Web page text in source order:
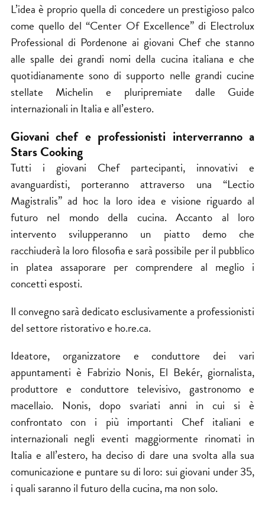
L’idea è proprio quella di concedere un prestigioso palco
come quello del “Center Of Excellence” di Electrolux
Professional di Pordenone ai giovani Chef che stanno
alle spalle dei grandi nomi della cucina italiana e che
quotidianamente sono di supporto nelle grandi cucine
stellate Michelin e pluripremiate dalle Guide
internazionali in Italia e all’estero.
Giovani chef e professionisti interverrannoa
Stars Cooking
Tutti i giovani Chef partecipanti, innovativi e
avanguardisti, porteranno attraverso una “Lectio
Magistralis” ad hoc la loro idea e visione riguardo al
futuro nel mondo della cucina. Accanto al loro
intervento svilupperanno un piatto demo che
racchiuderà la loro filosofia e sarà possibile per il pubblico
in platea assaporare per comprendere al meglio i
concetti esposti.
Il convegno sarà dedicato esclusivamente a professionisti
del settore ristorativo e ho.re.ca.
Ideatore, organizzatore e conduttore dei vari
appuntamenti è Fabrizio Nonis, El Bekér, giornalista,
produttore e conduttore televisivo, gastronomo e
macellaio. Nonis, dopo svariati anni in cui si è
confrontato con i più importanti Chef italiani e
internazionali negli eventi maggiormente rinomati in
Italia e all’estero, ha deciso di dare una svolta alla sua
comunicazione e puntare su di loro: sui giovani under 35,
i quali saranno il futuro della cucina, ma non solo.